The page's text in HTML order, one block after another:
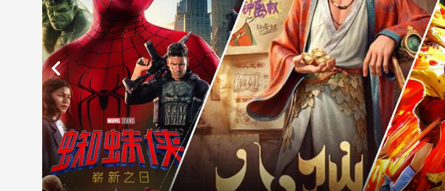
CCTV.节目官网 直播 节目单 栏目 片库 热播榜 总台企业白名单